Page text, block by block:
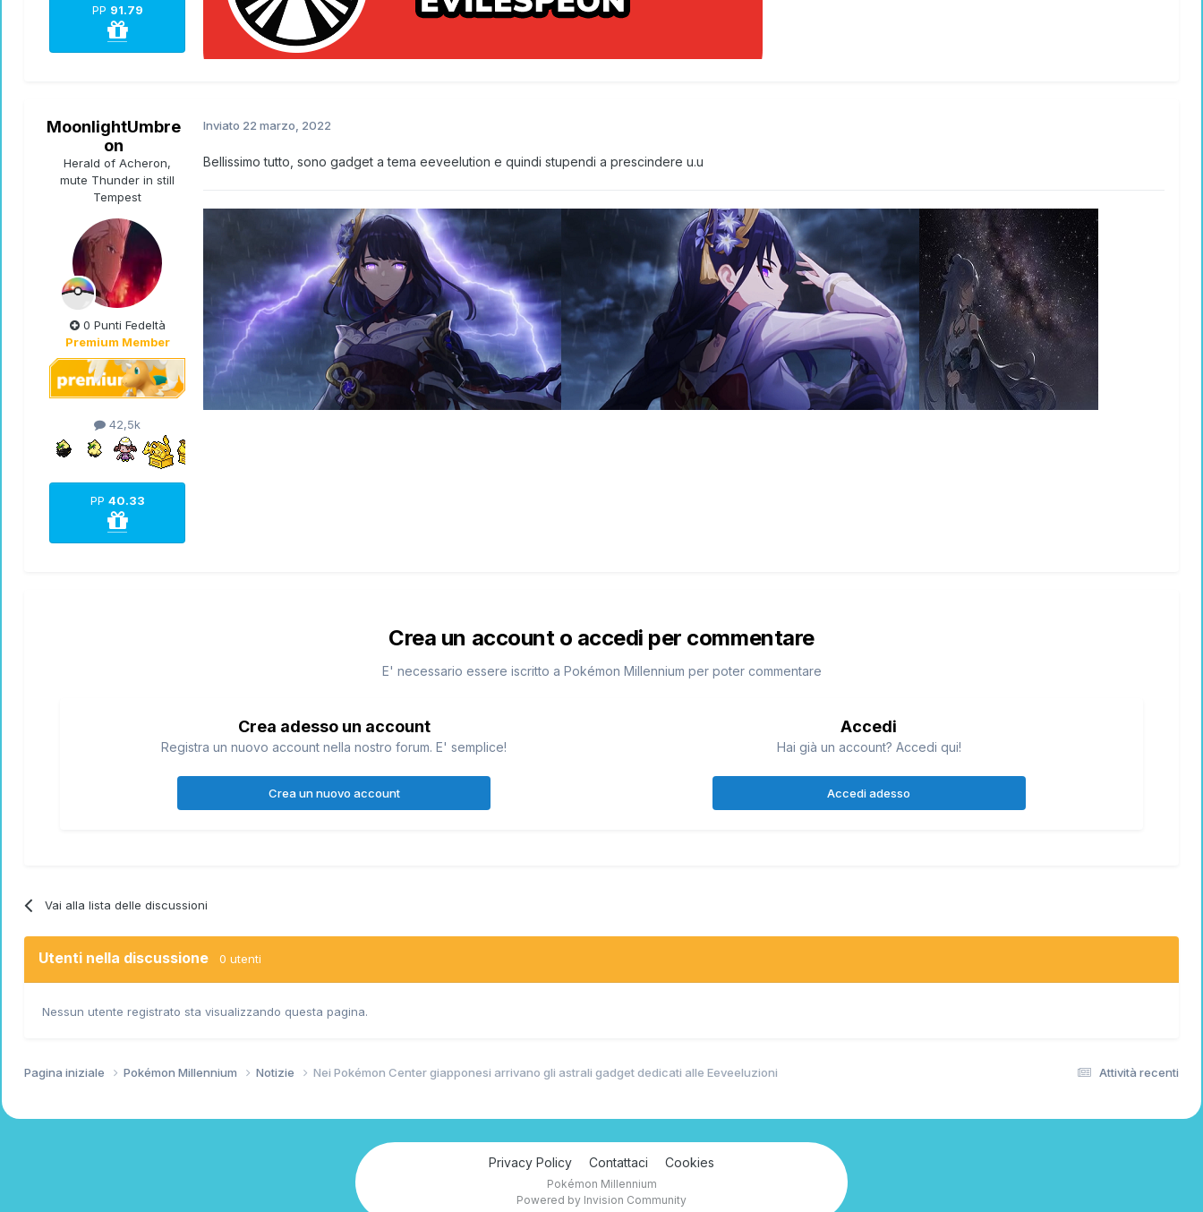
PP 91.79
TEAM 0 RULES...J0IN THE P0KECLUB TEAM 0
@Alemat è mio rivale e mi frega i pikachu ma ora è contento che è stato citato XD
quanto carino pikachu che imita lotad
MoonlightUmbre
on
Herald of Acheron,
mute Thunder in still
Tempest
0 Punti Fedeltà
Premium Member
42,5k
PP 40.33
Inviato 22 marzo, 2022
Bellissimo tutto, sono gadget a tema eeveelution e quindi stupendi a prescindere u.u
Crea un account o accedi per commentare
E' necessario essere iscritto a Pokémon Millennium per poter commentare
Crea adesso un account
Registra un nuovo account nella nostro forum. E' semplice!
Crea un nuovo account
Accedi
Hai già un account? Accedi qui!
Accedi adesso
Vai alla lista delle discussioni
Utenti nella discussione 0 utenti
Nessun utente registrato sta visualizzando questa pagina.
Attività recenti
Pagina iniziale Pokémon Millennium Notizie Nei Pokémon Center giapponesi arrivano gli astrali gadget dedicati alle Eeveeluzioni
Privacy Policy Contattaci Cookies
Pokémon Millennium
Powered by Invision Community